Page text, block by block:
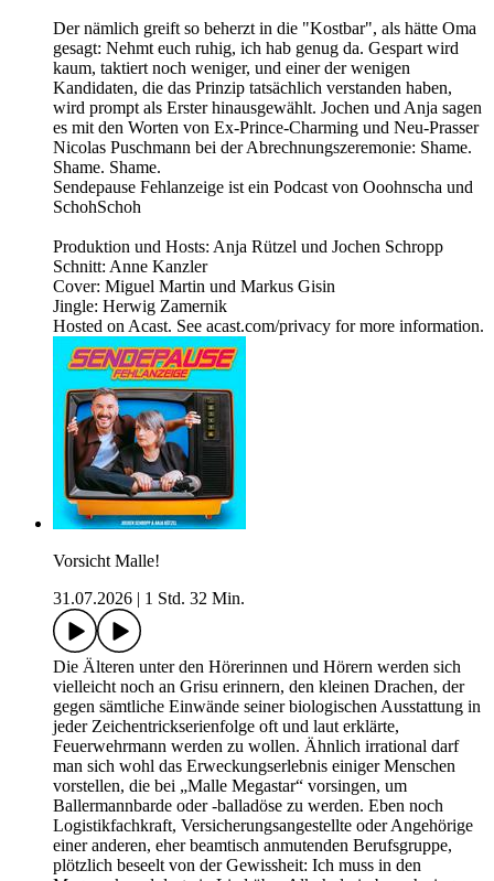
Der nämlich greift so beherzt in die "Kostbar", als hätte Oma
gesagt: Nehmt euch ruhig, ich hab genug da. Gespart wird
kaum, taktiert noch weniger, und einer der wenigen
Kandidaten, die das Prinzip tatsächlich verstanden haben,
wird prompt als Erster hinausgewählt. Jochen und Anja sagen
es mit den Worten von Ex-Prince-Charming und Neu-Prasser
Nicolas Puschmann bei der Abrechnungszeremonie: Shame.
Shame. Shame.
Sendepause Fehlanzeige ist ein Podcast von Ooohnscha und
SchohSchoh
Produktion und Hosts: Anja Rützel und Jochen Schropp
Schnitt: Anne Kanzler
Cover: Miguel Martin und Markus Gisin
Jingle: Herwig Zamernik
Hosted on Acast. See acast.com/privacy for more information.
Vorsicht Malle!
31.07.2026
1 Std. 32 Min.
Die Älteren unter den Hörerinnen und Hörern werden sich
vielleicht noch an Grisu erinnern, den kleinen Drachen, der
gegen sämtliche Einwände seiner biologischen Ausstattung in
jeder Zeichentrickserienfolge oft und laut erklärte,
Feuerwehrmann werden zu wollen. Ähnlich irrational darf
man sich wohl das Erweckungserlebnis einiger Menschen
vorstellen, die bei „Malle Megastar“ vorsingen, um
Ballermannbarde oder -balladöse zu werden. Eben noch
Logistikfachkraft, Versicherungsangestellte oder Angehörige
einer anderen, eher beamtisch anmutenden Berufsgruppe,
plötzlich beseelt von der Gewissheit: Ich muss in den